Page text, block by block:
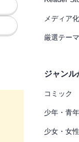
メディア
厳選テーマ
ジャンル
コミック
少年・青
少女・女